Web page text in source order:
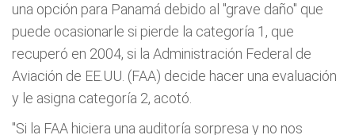
una opción para Panamá debido al "grave daño" que
puede ocasionarle si pierde la categoría 1, que
recuperó en 2004, si la Administración Federal de
Aviación de EE.UU. (FAA) decide hacer una evaluación
y le asigna categoría 2, acotó.
"Si la FAA hiciera una auditoría sorpresa y no nos